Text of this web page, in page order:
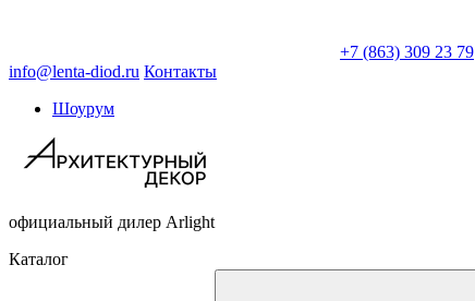
+7 (863) 309 23 79
info@lenta-diod.ru Контакты
Шоурум
официальный дилер Arlight
Каталог